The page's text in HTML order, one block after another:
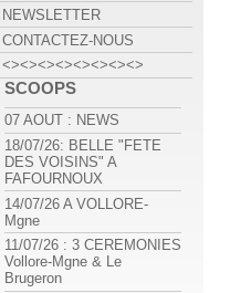
NEWSLETTER
CONTACTEZ-NOUS
<><><><><><><><>
SCOOPS
07 AOUT : NEWS
18/07/26: BELLE "FETE
DES VOISINS" A
FAFOURNOUX
14/07/26 A VOLLORE-
Mgne
11/07/26 : 3 CEREMONIES
Vollore-Mgne & Le
Brugeron